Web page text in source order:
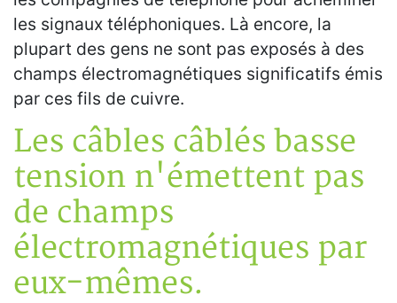
les signaux téléphoniques. Là encore, la
plupart des gens ne sont pas exposés à des
champs électromagnétiques significatifs émis
par ces fils de cuivre.
Les câbles câblés basse
tension n'émettent pas
de champs
électromagnétiques par
eux-mêmes.